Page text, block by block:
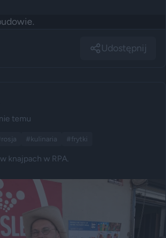
Udostępnij
temu
#kulinaria #frytki
knajpach w RPA.